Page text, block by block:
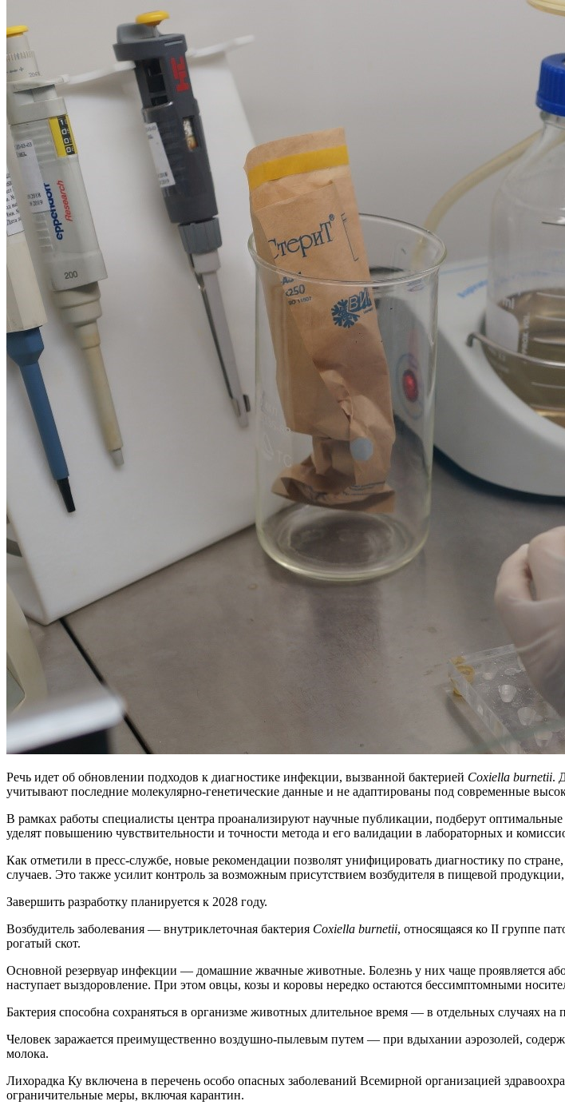
Речь идет об обновлении подходов к диагностике инфекции, вызванной бактерией Coxiella burnetii.
учитывают последние молекулярно-генетические данные и не адаптированы под современные
В рамках работы специалисты центра проанализируют научные публикации, подберут
уделят повышению чувствительности и точности метода и его валидации в лабораторных и
Как отметили в пресс-службе, новые рекомендации позволят унифицировать диагностику по
случаев. Это также усилит контроль за возможным присутствием возбудителя в пищевой
Завершить разработку планируется к 2028 году.
Возбудитель заболевания — внутриклеточная бактерия Coxiella burnetii, относящаяся ко II группе
рогатый скот.
Основной резервуар инфекции — домашние жвачные животные. Болезнь у них чаще проявляется
наступает выздоровление. При этом овцы, козы и коровы нередко остаются бессимптомными
Бактерия способна сохраняться в организме животных длительное время — в отдельных случаях
Человек заражается преимущественно воздушно-пылевым путем — при вдыхании аэрозолей,
молока.
Лихорадка Ку включена в перечень особо опасных заболеваний Всемирной организацией
ограничительные меры, включая карантин.